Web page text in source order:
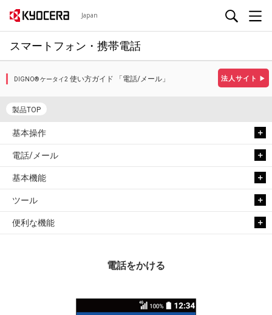
Japan
スマートフォン・携帯電話
法人サイト ▶
DIGNO® ケータイ2 使い方ガイド 「電話/メール」
製品TOP
基本操作
電話/メール
基本機能
ツール
便利な機能
電話をかける